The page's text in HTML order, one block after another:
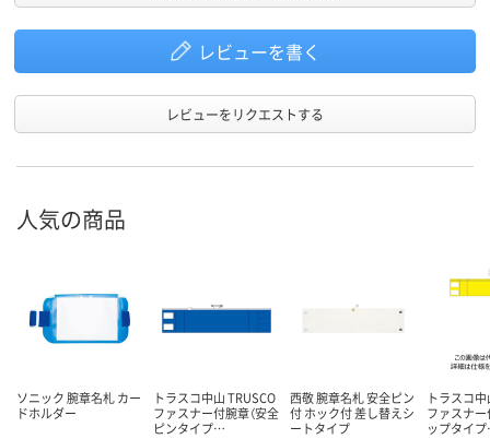
レビューを書く
レビューをリクエストする
人気の商品
ソニック 腕章名札 カー
ドホルダー
トラスコ中山 TRUSCO
ファスナー付腕章（安全
ピンタイプ…
西敬 腕章名札 安全ピン
付 ホック付 差し替えシ
ートタイプ
トラスコ
ファスナー
ップタイ